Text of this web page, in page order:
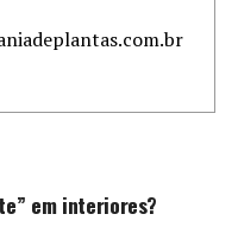
em interiores?